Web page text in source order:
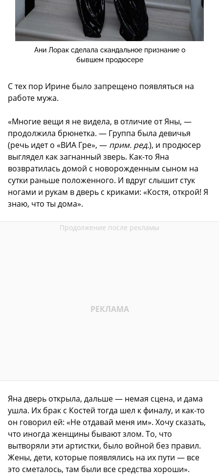
Ани Лорак сделала скандальное признание о
бывшем продюсере
С тех пор Ирине было запрещено появляться на
работе мужа.
«Многие вещи я не видела, в отличие от Яны, —
продолжила брюнетка. — Группа была девичья
(речь идет о «ВИА Гре», — прим. ред.), и продюсер
выглядел как загнанный зверь. Как-то Яна
возвратилась домой с новорожденным сыном на
сутки раньше положенного. И вдруг слышит стук
ногами и рукам в дверь с криками: «Костя, открой! Я
знаю, что ты дома».
Яна дверь открыла, дальше — немая сцена, и дама
ушла. Их брак с Костей тогда шел к финалу, и как-то
он говорил ей: «Не отдавай меня им». Хочу сказать,
что иногда женщины бывают злом. То, что
вытворяли эти артистки, было войной без правил.
Жены, дети, которые появлялись на их пути — все
это сметалось, там были все средства хороши».